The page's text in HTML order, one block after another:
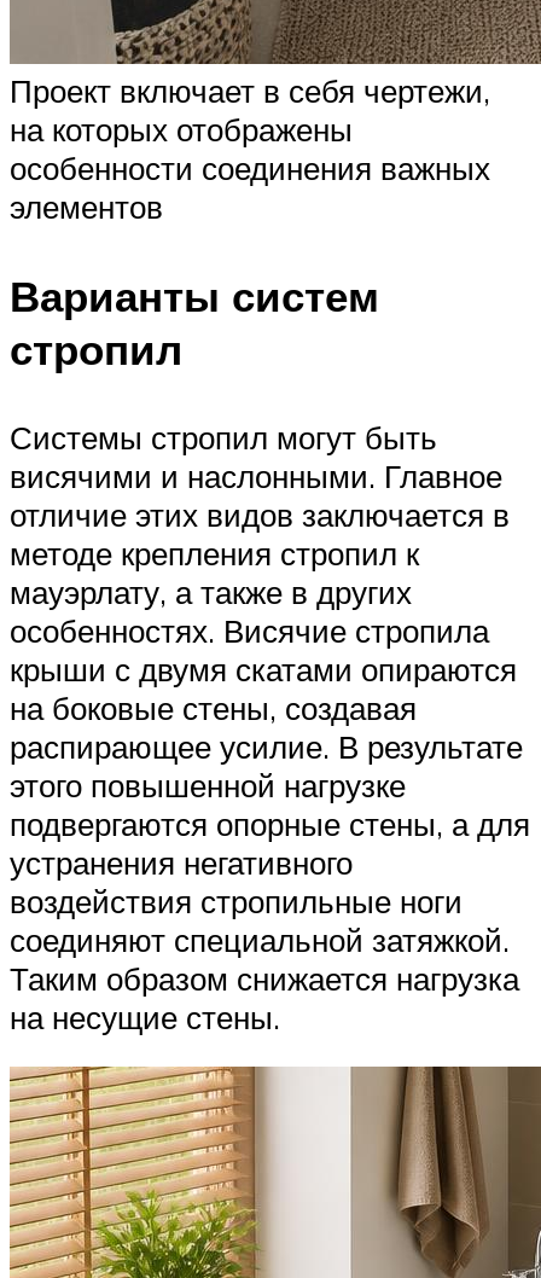
Проект включает в себя чертежи,
на которых отображены
особенности соединения важных
элементов
Варианты систем
стропил
Системы стропил могут быть
висячими и наслонными. Главное
отличие этих видов заключается в
методе крепления стропил к
мауэрлату, а также в других
особенностях. Висячие стропила
крыши с двумя скатами опираются
на боковые стены, создавая
распирающее усилие. В результате
этого повышенной нагрузке
подвергаются опорные стены, а для
устранения негативного
воздействия стропильные ноги
соединяют специальной затяжкой.
Таким образом снижается нагрузка
на несущие стены.